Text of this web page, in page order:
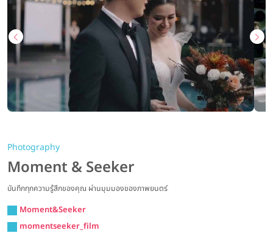
Photography
Moment & Seeker
บันทึกทุกความรู้สึกของคุณ ผ่านมุมมองของภาพยนตร์
Moment&Seeker
momentseeker_film